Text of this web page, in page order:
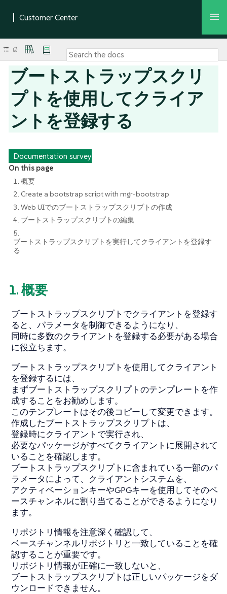
ブートストラップスクリ
プトを使用してクライア
ントを登録する
Documentation survey
On this page
1. 概要
2. Create a bootstrap script with mgr-bootstrap
3. Web UIでのブートストラップスクリプトの作成
4. ブートストラップスクリプトの編集
5.
ブートストラップスクリプトを実行してクライアントを登録す
る
1. 概要
ブートストラップスクリプトでクライアントを登録す
ると、パラメータを制御できるようになり、
同時に多数のクライアントを登録する必要がある場合
に役立ちます。
ブートストラップスクリプトを使用してクライアント
を登録するには、
まずブートストラップスクリプトのテンプレートを作
成することをお勧めします。
このテンプレートはその後コピーして変更できます。
作成したブートストラップスクリプトは、
登録時にクライアントで実行され、
必要なパッケージがすべてクライアントに展開されて
いることを確認します。
ブートストラップスクリプトに含まれている一部のパ
ラメータによって、クライアントシステムを、
アクティベーションキーやGPGキーを使用してそのベ
ースチャンネルに割り当てることができるようになり
ます。
リポジトリ情報を注意深く確認して、
ベースチャンネルリポジトリと一致していることを確
認することが重要です。
リポジトリ情報が正確に一致しないと、
ブートストラップスクリプトは正しいパッケージをダ
ウンロードできません。